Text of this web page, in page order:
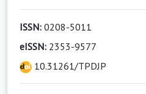
ISSN: 0208-5011
eISSN: 2353-9577
10.31261/TPDJP